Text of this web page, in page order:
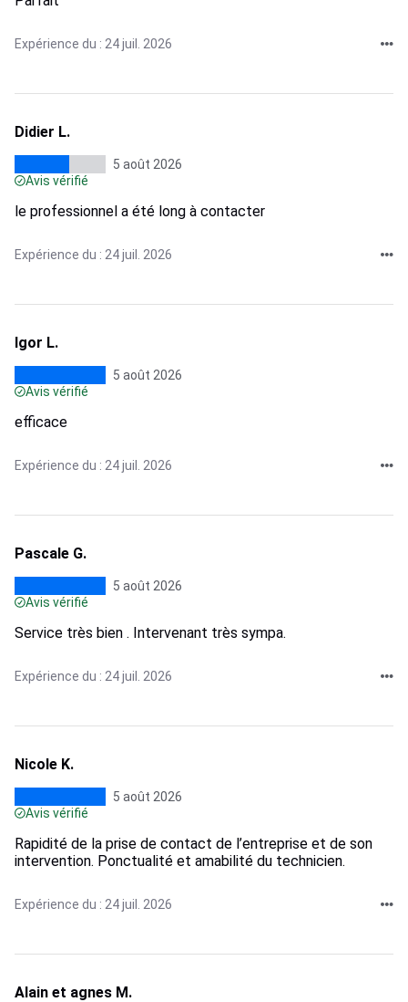
Expérience du : 24 juil. 2026
Didier L.
5 août 2026
Avis vérifié
le professionnel a été long à contacter
Expérience du : 24 juil. 2026
Igor L.
5 août 2026
Avis vérifié
efficace
Expérience du : 24 juil. 2026
Pascale G.
5 août 2026
Avis vérifié
Service très bien . Intervenant très sympa.
Expérience du : 24 juil. 2026
Nicole K.
5 août 2026
Avis vérifié
Rapidité de la prise de contact de l’entreprise et de son
intervention. Ponctualité et amabilité du technicien.
Expérience du : 24 juil. 2026
Alain et agnes M.